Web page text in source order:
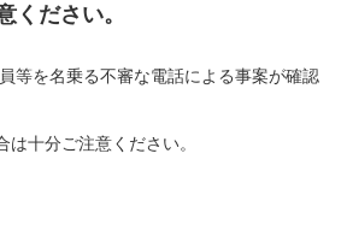
ください。
等を名乗る不審な電話による事案が確認
十分ご注意ください。